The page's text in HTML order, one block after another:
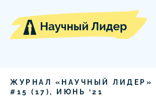
ЖУРНАЛ «НАУЧНЫЙ ЛИДЕР»
# 15 ( 17 ), ИЮНЬ ‘21